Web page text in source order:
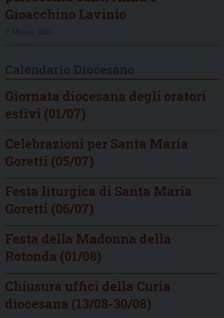
Gioacchino Lavinio
Giornata diocesana degli oratori
estivi (01/07)
Celebrazioni per Santa Maria
Goretti (05/07)
Festa liturgica di Santa Maria
Goretti (06/07)
Festa della Madonna della
Rotonda (01/08)
Chiusura uffici della Curia
diocesana (13/08-30/08)